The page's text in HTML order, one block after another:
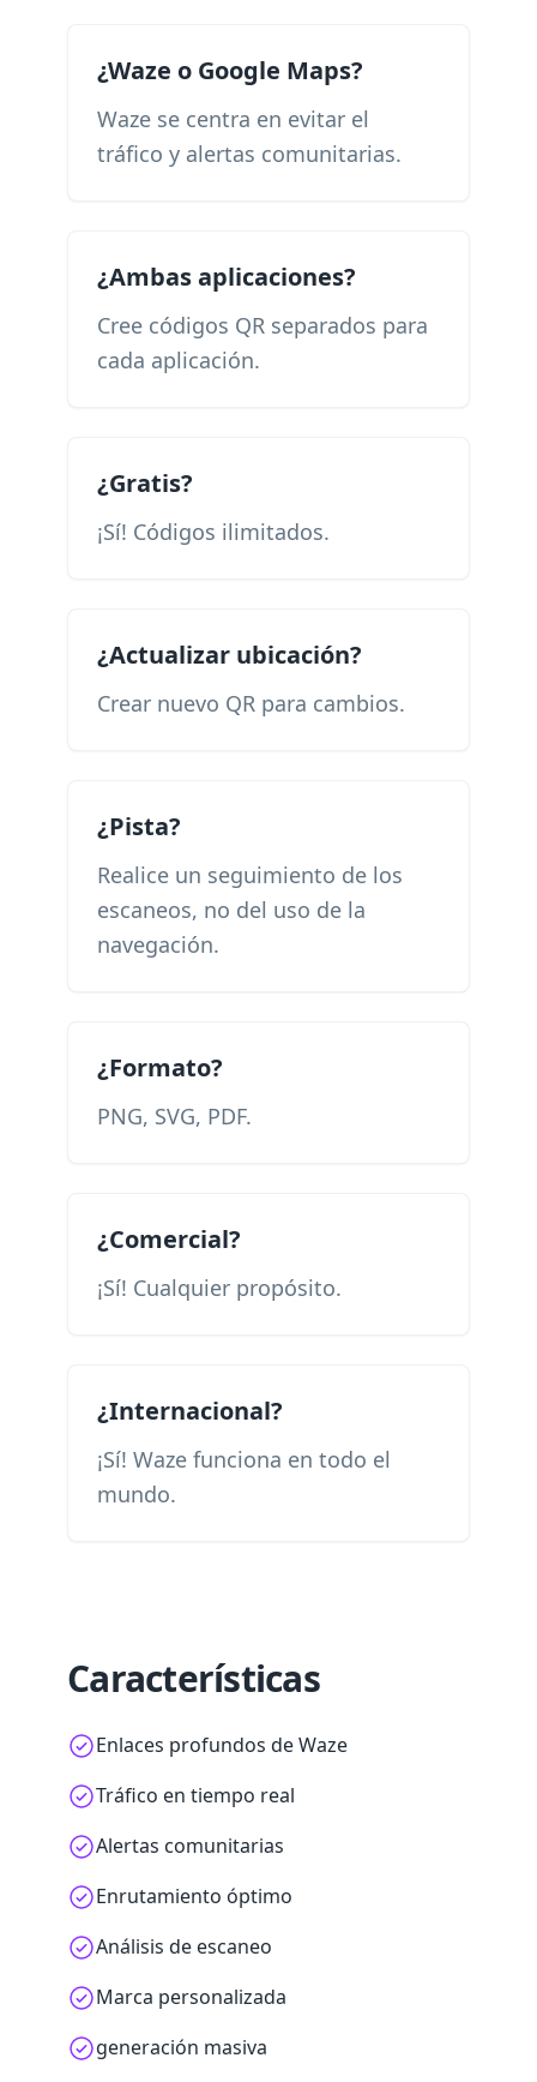
¿Waze o Google Maps?
Waze se centra en evitar el
tráfico y alertas comunitarias.
¿Ambas aplicaciones?
Cree códigos QR separados para
cada aplicación.
¿Gratis?
¡Sí! Códigos ilimitados.
¿Actualizar ubicación?
Crear nuevo QR para cambios.
¿Pista?
Realice un seguimiento de los
escaneos, no del uso de la
navegación.
¿Formato?
PNG, SVG, PDF.
¿Comercial?
¡Sí! Cualquier propósito.
¿Internacional?
¡Sí! Waze funciona en todo el
mundo.
Características
Enlaces profundos de Waze
Tráfico en tiempo real
Alertas comunitarias
Enrutamiento óptimo
Análisis de escaneo
Marca personalizada
generación masiva